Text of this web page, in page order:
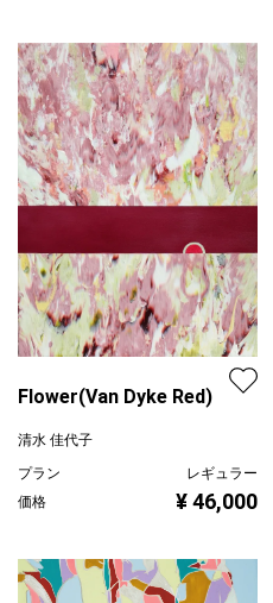
Flower(Van Dyke Red)
清水 佳代子
プラン
レギュラー
価格
¥ 46,000